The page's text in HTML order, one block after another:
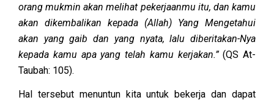
orang mukmin akan melihat pekerjaanmu itu, dan kamu
akan dikembalikan kepada (Allah) Yang Mengetahui
akan yang gaib dan yang nyata, lalu diberitakan-Nya
kepada kamu apa yang telah kamu kerjakan.”(QS At-
Taubah: 105).
Hal tersebut menuntun kita untuk bekerja dan dapat